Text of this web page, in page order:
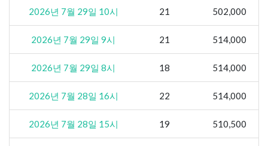
2026년 7월 29일 10시 21 502,000
2026년 7월 29일 9시 21 514,000
2026년 7월 29일 8시 18 514,000
2026년 7월 28일 16시 22 514,000
2026년 7월 28일 15시 19 510,500